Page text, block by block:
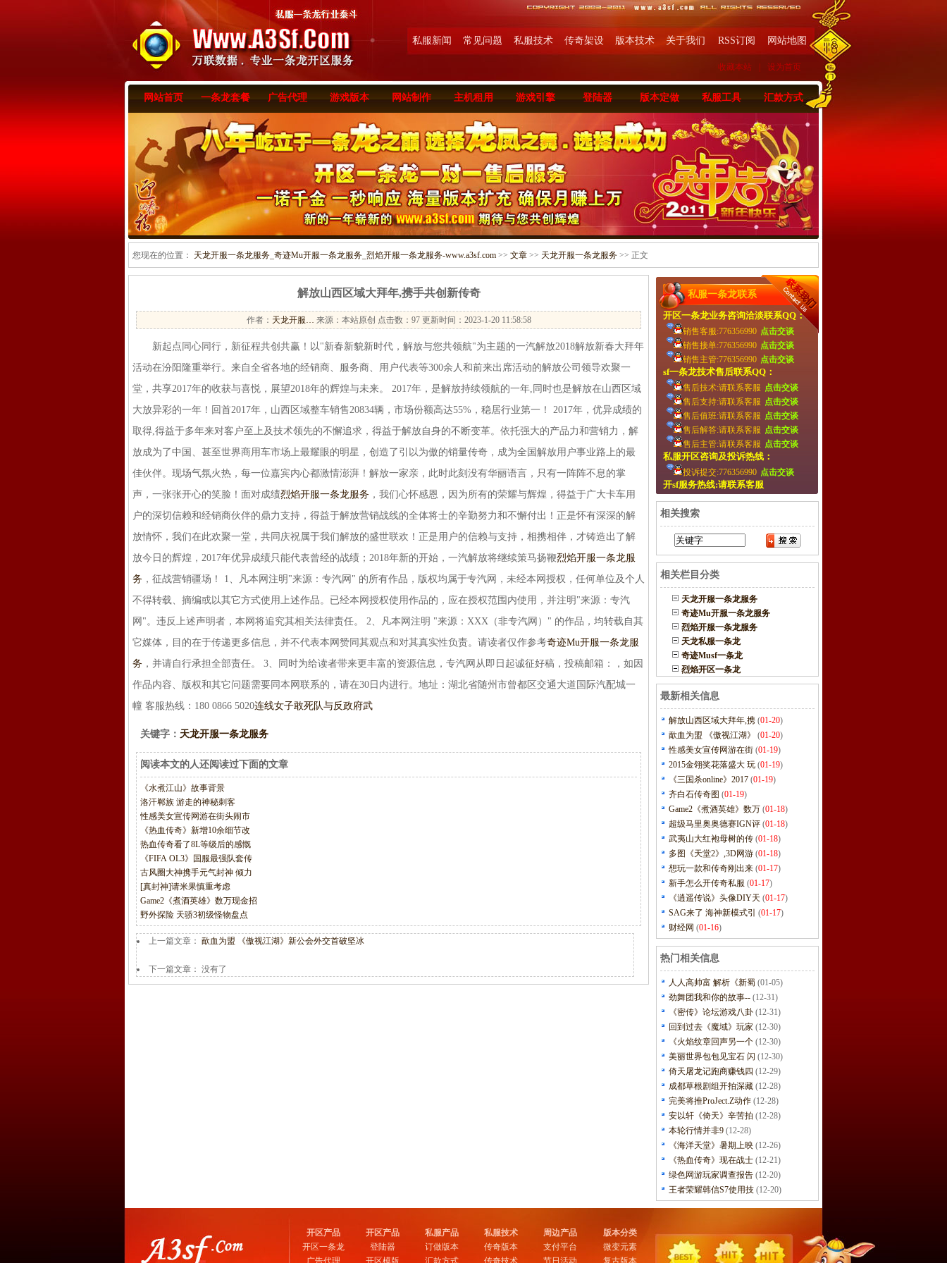
私服新闻 常见问题 私服技术 传奇架设 版本技术 关于我们 RSS订阅 网站地图
收藏本站 设为首页
网站首页 一条龙套餐 广告代理 游戏版本 网站制作 主机租用 游戏引擎 登陆器 版本定做 私服工具 汇款方式
您现在的位置： 天龙开服一条龙服务_奇迹Mu开服一条龙服务_烈焰开服一条龙服务-www.a3sf.com >> 文章 >> 天龙开服一条龙服务 >> 正文
解放山西区域大拜年,携手共创新传奇
作者： 天龙开服… 来源：本站原创 点击数： 97 更新时间：2023-1-20 11:58:58
新起点同心同行，新征程共创共赢！以"新春新貌新时代，解放与您共领航"为主题的一汽解放2018解放新春大拜年
活动在汾阳隆重举行。来自全省各地的经销商、服务商、用户代表等300余人和前来出席活动的解放公司领导欢聚一
堂，共享2017年的收获与喜悦，展望2018年的辉煌与未来。 2017年，是解放持续领航的一年,同时也是解放在山西区域
大放异彩的一年！回首2017年，山西区域整车销售20834辆，市场份额高达55%，稳居行业第一！ 2017年，优异成绩的
取得,得益于多年来对客户至上及技术领先的不懈追求，得益于解放自身的不断变革。依托强大的产品力和营销力，解
放成为了中国、甚至世界商用车市场上最耀眼的明星，创造了引以为傲的销量传奇，成为全国解放用户事业路上的最
佳伙伴。现场气氛火热，每一位嘉宾内心都激情澎湃！解放一家亲，此时此刻没有华丽语言，只有一阵阵不息的掌
声，一张张开心的笑脸！面对成绩烈焰开服一条龙服务 ，我们心怀感恩，因为所有的荣耀与辉煌，得益于广大卡车用
户的深切信赖和经销商伙伴的鼎力支持，得益于解放营销战线的全体将士的辛勤努力和不懈付出！正是怀有深深的解
放情怀，我们在此欢聚一堂，共同庆祝属于我们解放的盛世联欢！正是用户的信赖与支持，相携相伴，才铸造出了解
放今日的辉煌，2017年优异成绩只能代表曾经的战绩；2018年新的开始，一汽解放将继续策马扬鞭烈焰开服一条龙服
务 ，征战营销疆场！ 1、凡本网注明"来源：专汽网" 的所有作品，版权均属于专汽网，未经本网授权，任何单位及个人
不得转载、摘编或以其它方式使用上述作品。已经本网授权使用作品的，应在授权范围内使用，并注明"来源：专汽
网"。违反上述声明者，本网将追究其相关法律责任。 2、凡本网注明 "来源：XXX（非专汽网）" 的作品，均转载自其
它媒体，目的在于传递更多信息，并不代表本网赞同其观点和对其真实性负责。请读者仅作参考奇迹Mu开服一条龙服
务 ，并请自行承担全部责任。 3、同时为给读者带来更丰富的资源信息，专汽网从即日起诚征好稿，投稿邮箱：，如因
作品内容、版权和其它问题需要同本网联系的，请在30日内进行。地址：湖北省随州市曾都区交通大道国际汽配城一
幢 客服热线：180 0866 5020连线女子敢死队与反政府武
关键字： 天龙开服一条龙服务
阅读本文的人还阅读过下面的文章
《水煮江山》故事背景
洛汗郸族 游走的神秘刺客
性感美女宣传网游在街头闹市
《热血传奇》新增10余细节改
热血传奇看了8L等级后的感慨
《FIFA OL3》国服最强队套传
古风圈大神携手元气封神 倾力
[真封神]请米果慎重考虑
Game2《煮酒英雄》数万现金招
野外探险 天骄3初级怪物盘点
上一篇文章： 歃血为盟 《傲视江湖》新公会外交首破坚冰
下一篇文章： 没有了
私服一条龙联系
开区一条龙业务咨询洽淡联系QQ：
销售客服:776356990 点击交谈
销售接单:776356990 点击交谈
销售主管:776356990 点击交谈
sf一条龙技术售后联系QQ：
售后技术:请联系客服 点击交谈
售后支持:请联系客服 点击交谈
售后值班:请联系客服 点击交谈
售后解答:请联系客服 点击交谈
售后主管:请联系客服 点击交谈
私服开区咨询及投诉热线：
投诉提交:776356990 点击交谈
开sf服务热线:请联系客服
相关搜索
相关栏目分类
天龙开服一条龙服务
奇迹Mu开服一条龙服务
烈焰开服一条龙服务
天龙私服一条龙
奇迹Musf一条龙
烈焰开区一条龙
最新相关信息
解放山西区域大拜年,携 (01-20)
歃血为盟 《傲视江湖》
(01-20)
性感美女宣传网游在街 (01-19)
2015金翎奖花落盛大 玩 (01-19)
《三国杀online》2017 (01-19)
齐白石传奇图 (01-19)
Game2《煮酒英雄》数万 (01-18)
超级马里奥奥德赛IGN评 (01-18)
武夷山大红袍母树的传 (01-18)
多图《天堂2》,3D网游 (01-18)
想玩一款和传奇刚出来 (01-17)
新手怎么开传奇私服 (01-17)
《逍遥传说》头像DIY天 (01-17)
SAG来了 海神新模式引
(01-17)
财经网 (01-16)
热门相关信息
人人高帅富 解析《新蜀 (01-05)
劲舞团我和你的故事-- (12-31)
《密传》论坛游戏八卦 (12-31)
回到过去《魔域》玩家 (12-30)
《火焰纹章回声另一个 (12-30)
美丽世界包包见宝石 闪 (12-30)
倚天屠龙记跑商赚钱四 (12-29)
成都草根剧组开拍深藏 (12-28)
完美将推ProJect.Z动作 (12-28)
安以轩《倚天》辛苦拍 (12-28)
本轮行情并非9 (12-28)
《海洋天堂》暑期上映 (12-26)
《热血传奇》现在战士 (12-21)
绿色网游玩家调查报告 (12-20)
王者荣耀韩信S7使用技 (12-20)
开区产品
开区一条龙
广告代理
开区产品
登陆器
开区模版
私服产品
订做版本
汇款方式
私服技术
传奇版本
传奇技术
周边产品
支付平台
节日活动
版本分类
微变元素
复古版本